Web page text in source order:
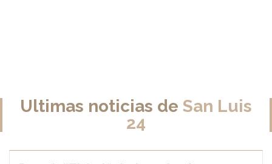
Ultimas noticias de San Luis
24